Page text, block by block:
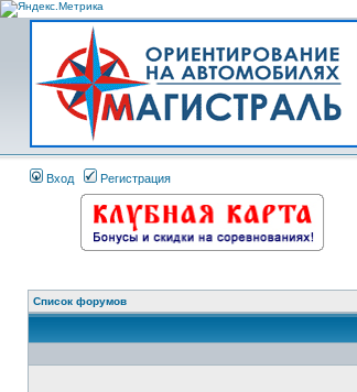
Вход Регистрация
Список форумов